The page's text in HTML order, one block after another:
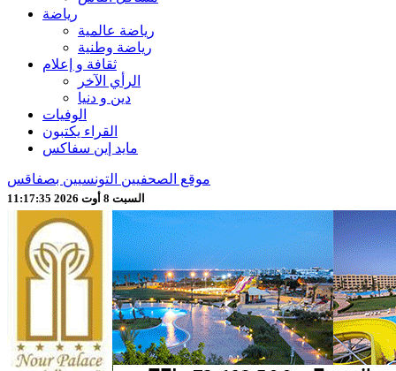
رياضة
رياضة عالمية
رياضة وطنية
ثقافة و إعلام
الرأي الآخر
دين و دنيا
الوفيات
القراء يكتبون
مايد إين سفاكس
موقع الصحفيين التونسيين بصفاقس
السبت 8 أوت 2026 11:17:37